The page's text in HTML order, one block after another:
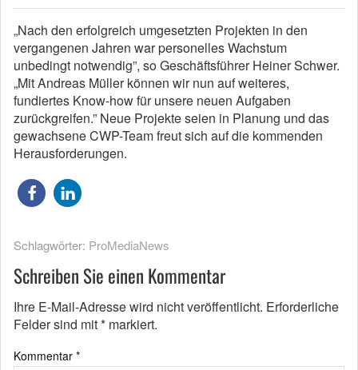
„Nach den erfolgreich umgesetzten Projekten in den
vergangenen Jahren war personelles Wachstum
unbedingt notwendig”, so Geschäftsführer Heiner Schwer.
„Mit Andreas Müller können wir nun auf weiteres,
fundiertes Know-how für unsere neuen Aufgaben
zurückgreifen.” Neue Projekte seien in Planung und das
gewachsene CWP-Team freut sich auf die kommenden
Herausforderungen.
Schlagwörter: ProMediaNews
Schreiben Sie einen Kommentar
Ihre E-Mail-Adresse wird nicht veröffentlicht. Erforderliche
Felder sind mit* markiert.
Kommentar *